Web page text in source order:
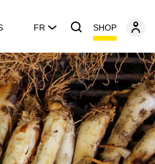
FR SHOP